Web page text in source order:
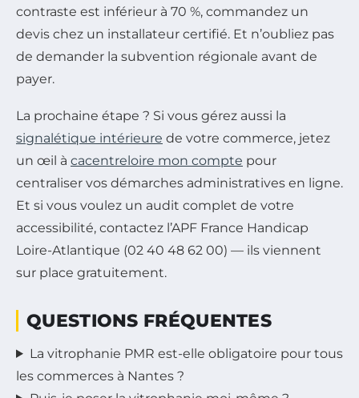
contraste est inférieur à 70 %, commandez un
devis chez un installateur certifié. Et n’oubliez pas
de demander la subvention régionale avant de
payer.
La prochaine étape ? Si vous gérez aussi la
signalétique intérieure de votre commerce, jetez
un œil à cacentreloire mon compte pour
centraliser vos démarches administratives en ligne.
Et si vous voulez un audit complet de votre
accessibilité, contactez l’APF France Handicap
Loire-Atlantique (02 40 48 62 00) — ils viennent
sur place gratuitement.
QUESTIONS FRÉQUENTES
La vitrophanie PMR est-elle obligatoire pour tous
les commerces à Nantes ?